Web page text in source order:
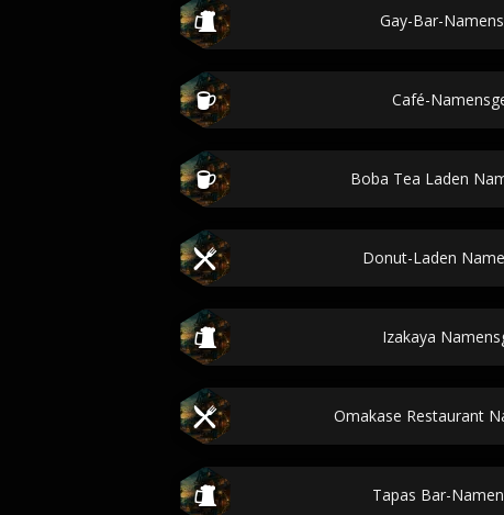
Gay-Bar-
Café-
Boba Tea Laden
Donut-Laden
Izakaya
Omakase Restaurant
Tapas Bar-